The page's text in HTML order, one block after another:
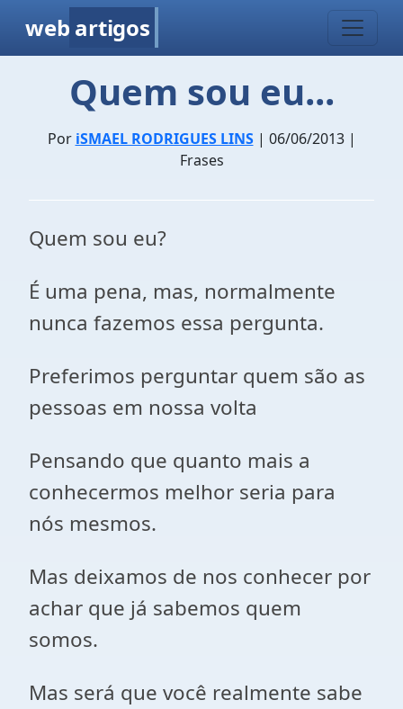
web artigos
Quem sou eu...
Por iSMAEL RODRIGUES LINS| 06/06/2013 |
Frases
Quem sou eu?
É uma pena, mas, normalmente
nunca fazemos essa pergunta.
Preferimos perguntar quem são as
pessoas em nossa volta
Pensando que quanto mais a
conhecermos melhor seria para
nós mesmos.
Mas deixamos de nos conhecer por
achar que já sabemos quem
somos.
Mas será que você realmente sabe